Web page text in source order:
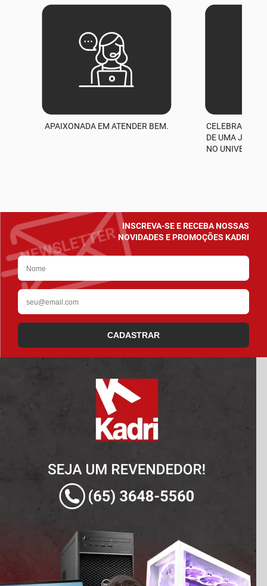
APAIXONADA EM ATENDER BEM.
CELEBRAMOS
DE UMA
NO UNIVERSO
INSCREVA-SE E RECEBA NOSSAS
NOVIDADES E PROMOÇÕES KADRI
CADASTRAR